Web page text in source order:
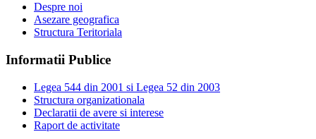
Despre noi
Asezare geografica
Structura Teritoriala
Informatii Publice
Legea 544 din 2001 si Legea 52 din 2003
Structura organizationala
Declaratii de avere si interese
Raport de activitate